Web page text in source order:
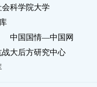
会科学院大学
中国国情—中国网
大后方研究中心